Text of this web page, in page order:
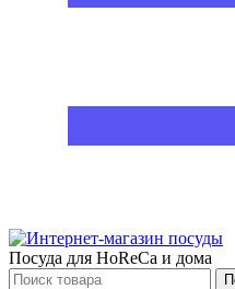
Посуда для HoReCa и дома